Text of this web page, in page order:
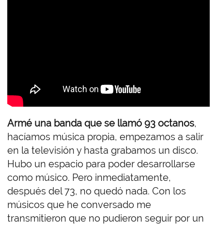
Armé una banda que se llamó 93 octanos,
hacíamos música propia, empezamos a salir
en la televisión y hasta grabamos un disco.
Hubo un espacio para poder desarrollarse
como músico. Pero inmediatamente,
después del 73, no quedó nada. Con los
músicos que he conversado me
transmitieron que no pudieron seguir por un